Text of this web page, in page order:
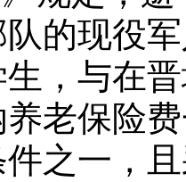
队的现役
，与在
老保险
之一，